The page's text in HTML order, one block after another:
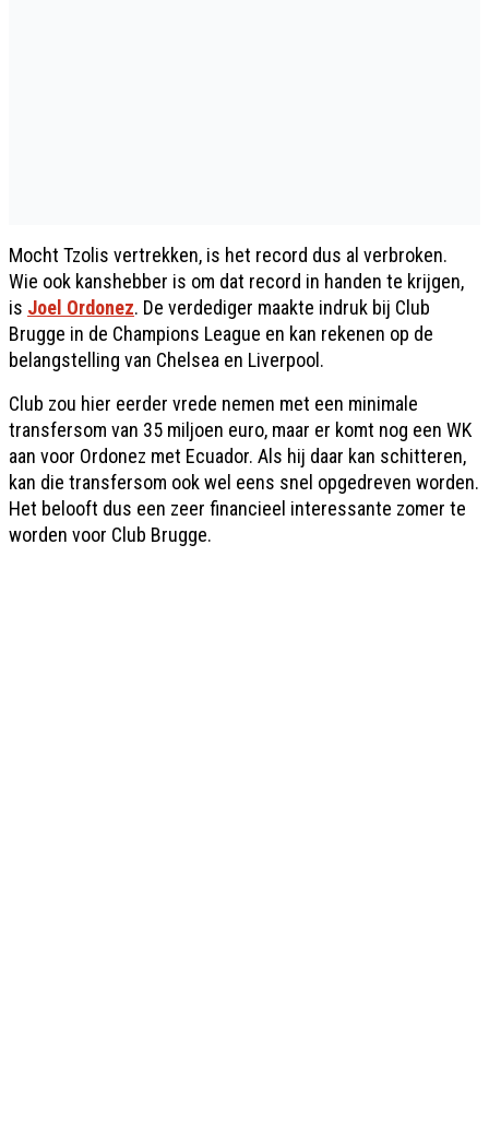
Mocht Tzolis vertrekken, is het record dus al verbroken.
Wie ook kanshebber is om dat record in handen te krijgen,
is Joel Ordonez. De verdediger maakte indruk bij Club
Brugge in de Champions League en kan rekenen op de
belangstelling van Chelsea en Liverpool.
Club zou hier eerder vrede nemen met een minimale
transfersom van 35 miljoen euro, maar er komt nog een WK
aan voor Ordonez met Ecuador. Als hij daar kan schitteren,
kan die transfersom ook wel eens snel opgedreven worden.
Het belooft dus een zeer financieel interessante zomer te
worden voor Club Brugge.